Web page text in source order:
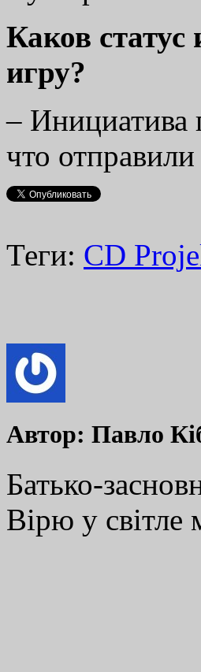
Каков статус
игру?
– Инициатива
что
Теги: CD
Автор: Павло
Батько-
Вірю у світле